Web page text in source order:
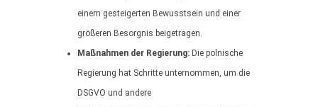
einem gesteigerten Bewusstsein und einer
größeren Besorgnis beigetragen.
Maßnahmen der Regierung: Die polnische
Regierung hat Schritte unternommen, um die
DSGVO und andere